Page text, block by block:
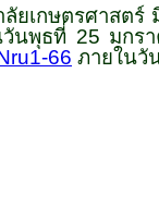
ยเกษตรศาสต
วันพุธที่ 25 มก
66 ภายในวั